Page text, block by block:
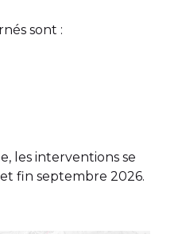
sont :
les interventions se
fin septembre 2026.